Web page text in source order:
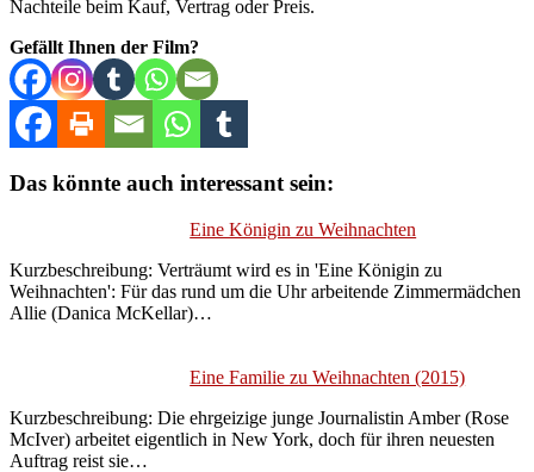
Nachteile beim Kauf, Vertrag oder Preis.
Gefällt Ihnen der Film?
Das könnte auch interessant sein:
Eine Königin zu Weihnachten
Kurzbeschreibung: Verträumt wird es in 'Eine Königin zu
Weihnachten': Für das rund um die Uhr arbeitende Zimmermädchen
Allie (Danica McKellar)…
Eine Familie zu Weihnachten (2015)
Kurzbeschreibung: Die ehrgeizige junge Journalistin Amber (Rose
McIver) arbeitet eigentlich in New York, doch für ihren neuesten
Auftrag reist sie…